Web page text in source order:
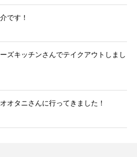
です！
ズキッチンさんでテイクアウトしまし
オタニさんに行ってきました！